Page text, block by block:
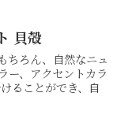
貝殻
ちろん、自然なニュ
ー、アクセントカラ
ることができ、自